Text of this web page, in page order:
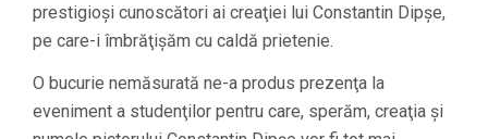
prestigioşi cunoscători ai creaţiei lui Constantin Dipşe,
pe care-i îmbrăţişăm cu caldă prietenie.
O bucurie nemăsurată ne-a produs prezenţa la
eveniment a studenţilor pentru care, sperăm, creaţia şi